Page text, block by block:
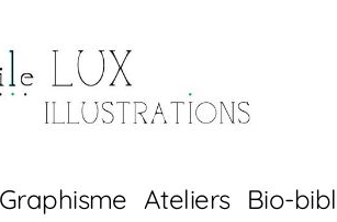
Graphisme Ateliers Bio-